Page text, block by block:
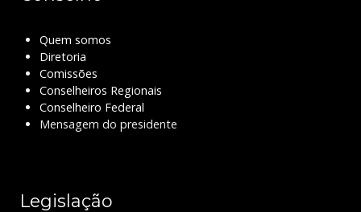
Quem somos
Diretoria
Comissões
Conselheiros Regionais
Conselheiro Federal
Mensagem do presidente
Legislação